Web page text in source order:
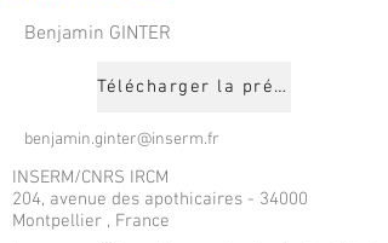
Benjamin GINTER
Télécharger la présentation
benjamin.ginter@inserm.fr
INSERM/CNRS IRCM
204, avenue des apothicaires - 34000
Montpellier , France